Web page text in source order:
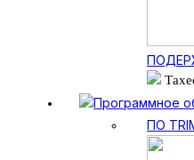
Программное
ПО